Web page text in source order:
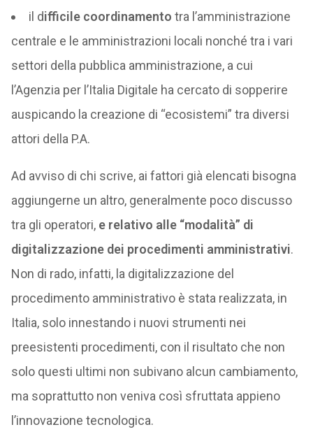
il difficile coordinamento tra l’amministrazione
centrale e le amministrazioni locali nonché tra i vari
settori della pubblica amministrazione, a cui
l’Agenzia per l’Italia Digitale ha cercato di sopperire
auspicando la creazione di “ecosistemi” tra diversi
attori della P.A.
Ad avviso di chi scrive, ai fattori già elencati bisogna
aggiungerne un altro, generalmente poco discusso
tra gli operatori, e relativo alle “modalità” di
digitalizzazione dei procedimenti amministrativi.
Non di rado, infatti, la digitalizzazione del
procedimento amministrativo è stata realizzata, in
Italia, solo innestando i nuovi strumenti nei
preesistenti procedimenti, con il risultato che non
solo questi ultimi non subivano alcun cambiamento,
ma soprattutto non veniva così sfruttata appieno
l’innovazione tecnologica.